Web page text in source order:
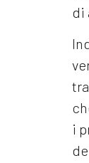
di
i